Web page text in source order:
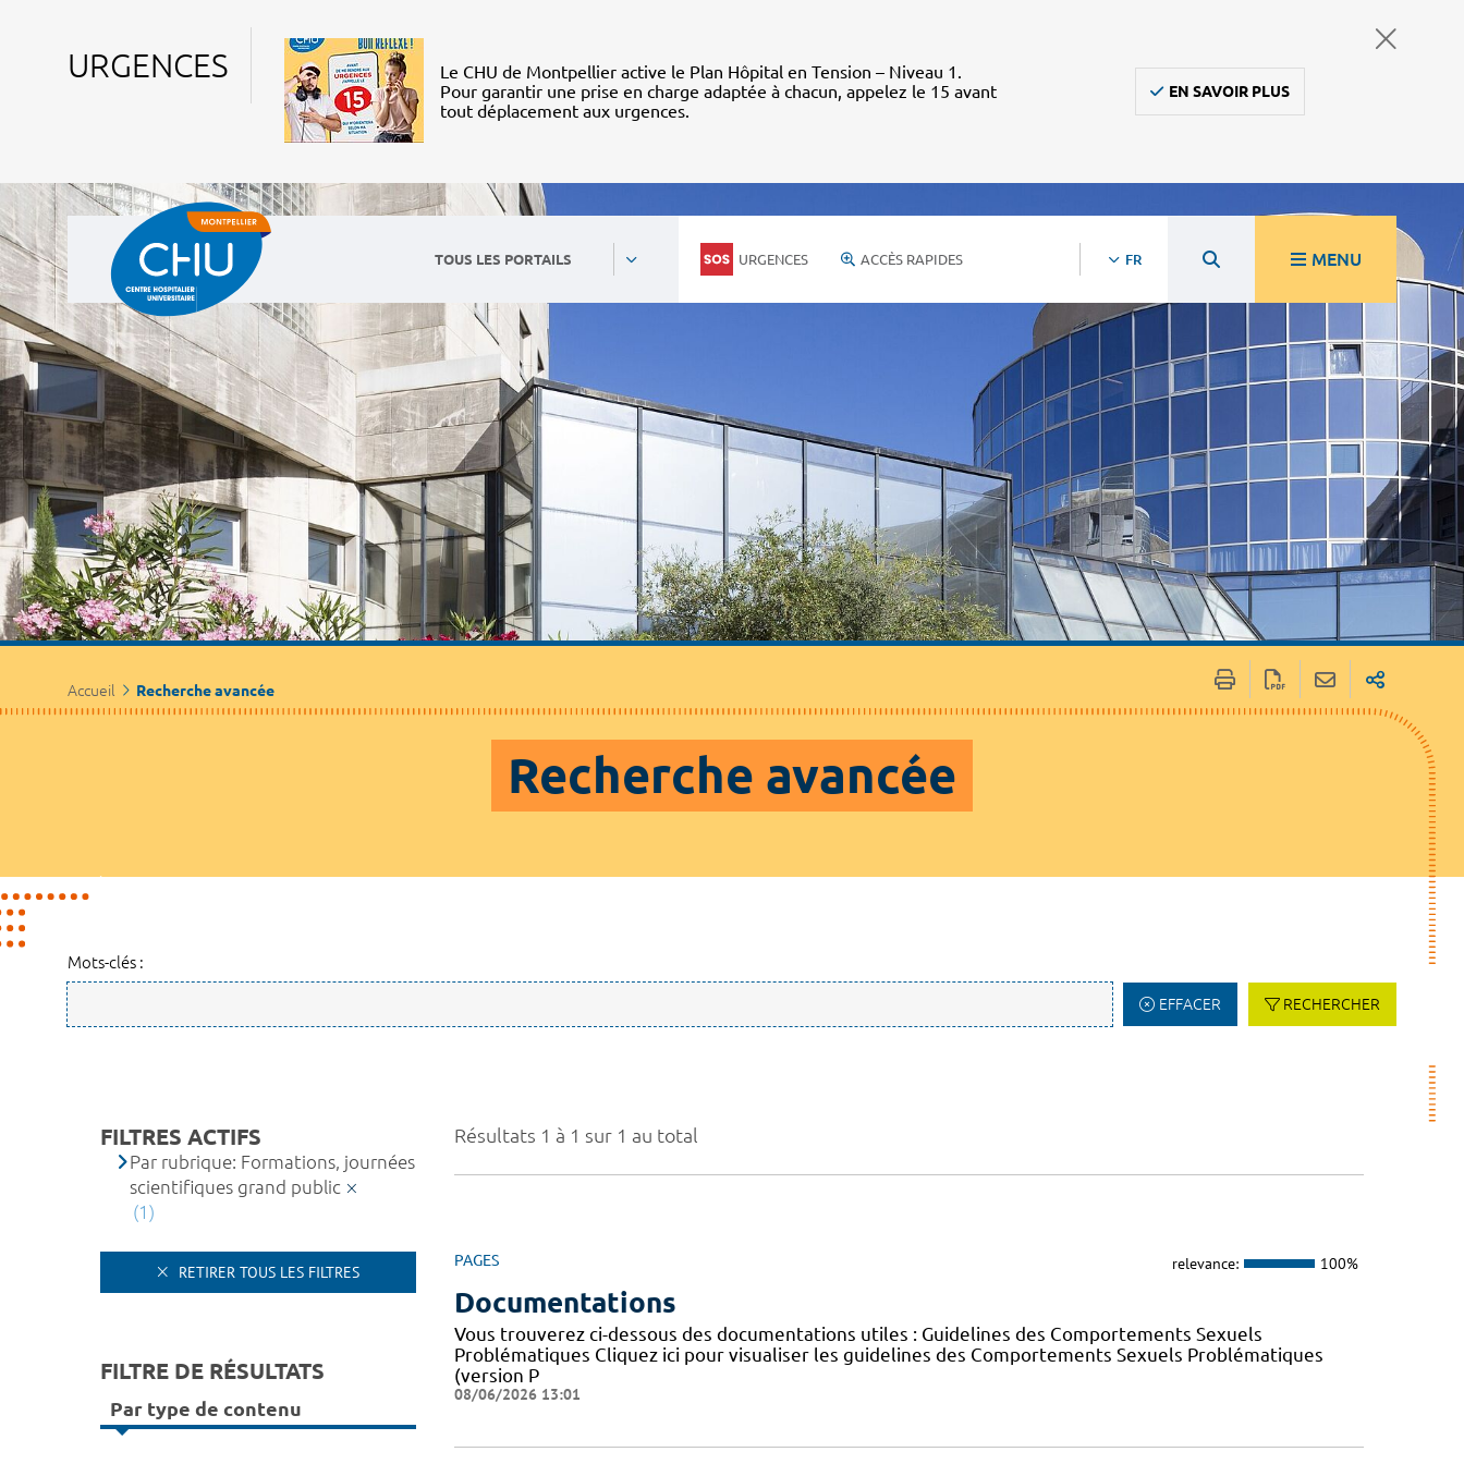
URGENCES
Le CHU de Montpellier active le Plan Hôpital en Tension – Niveau 1.
Pour garantir une prise en charge adaptée à chacun, appelez le 15 avant
tout déplacement aux urgences.
EN SAVOIR PLUS
TOUS LES PORTAILS URGENCES ACCÈS RAPIDES FR MENU
Accueil Recherche avancée
Recherche avancée
Mots-clés :
EFFACER RECHERCHER
Résultats 1 à 1 sur 1 au total
PAGES relevance: 100%
Documentations
Vous trouverez ci-dessous des documentations utiles : Guidelines des Comportements Sexuels
Problématiques Cliquez ici pour visualiser les guidelines des Comportements Sexuels Problématiques
(version P
08/06/2026 13:01
FILTRES ACTIFS
Par rubrique: Formations, journées
scientifiques grand public
(1)
RETIRER TOUS LES FILTRES
FILTRE DE RÉSULTATS
Par type de contenu